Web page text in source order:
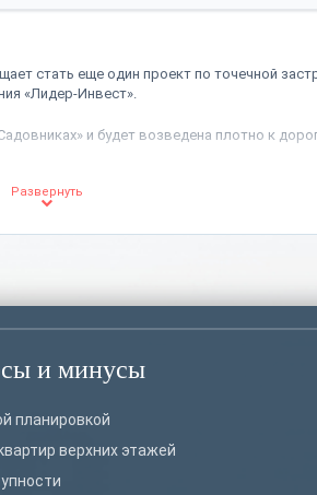
стать еще один проект по точечной
«Лидер-Инвест».
и будет возведена плотно к
собой 12-этажную монолитную
под парковку на 61 автомобиль.
где найти уединенный зеленый островок и
в регионе омрачает крупная
с продовольственными и продуктовыми
и минусы
планировкой
верхних этажей